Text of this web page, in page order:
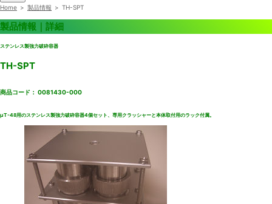
Home > 製品情報 > TH-SPT
製品情報｜詳細
ステンレス製強力破砕容器
TH-SPT
商品コード： 0081430-000
μT-48用のステンレス製強力破砕容器4個セット、専用クラッシャーと本体取付用のラック付属。